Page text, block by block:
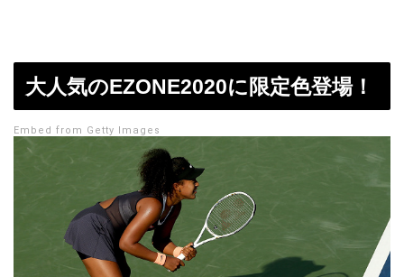
大人気のEZONE2020に限定色登場！
Embed from Getty Images